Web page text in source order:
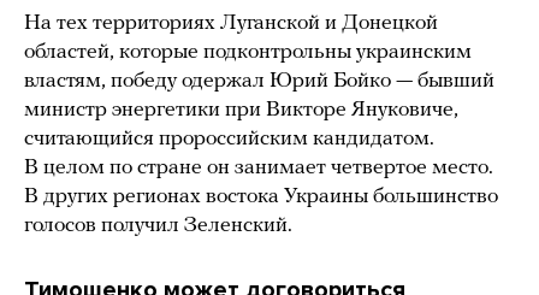
На тех территориях Луганской и Донецкой
областей, которые подконтрольны украинским
властям, победу одержал Юрий Бойко — бывший
министр энергетики при Викторе Януковиче,
считающийся пророссийским кандидатом.
В целом по стране он занимает четвертое место.
В других регионах востока Украины большинство
голосов получил Зеленский.